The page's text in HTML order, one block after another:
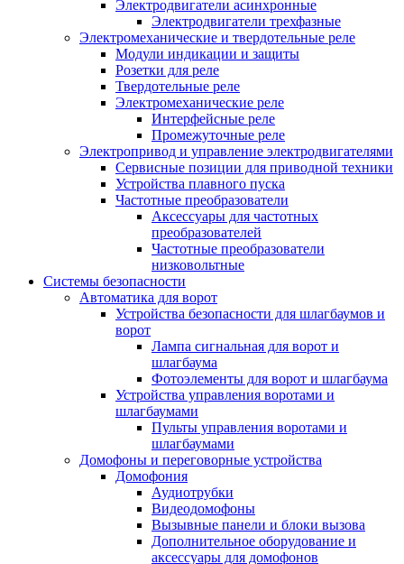
Электродвигатели асинхронные
Электродвигатели трехфазные
Электромеханические и твердотельные реле
Модули индикации и защиты
Розетки для реле
Твердотельные реле
Электромеханические реле
Интерфейсные реле
Промежуточные реле
Электропривод и управление электродвигателями
Сервисные позиции для приводной техники
Устройства плавного пуска
Частотные преобразователи
Аксессуары для частотных
преобразователей
Частотные преобразователи
низковольтные
Системы безопасности
Автоматика для ворот
Устройства безопасности для шлагбаумов и
ворот
Лампа сигнальная для ворот и
шлагбаума
Фотоэлементы для ворот и шлагбаума
Устройства управления воротами и
шлагбаумами
Пульты управления воротами и
шлагбаумами
Домофоны и переговорные устройства
Домофония
Аудиотрубки
Видеодомофоны
Вызывные панели и блоки вызова
Дополнительное оборудование и
аксессуары для домофонов